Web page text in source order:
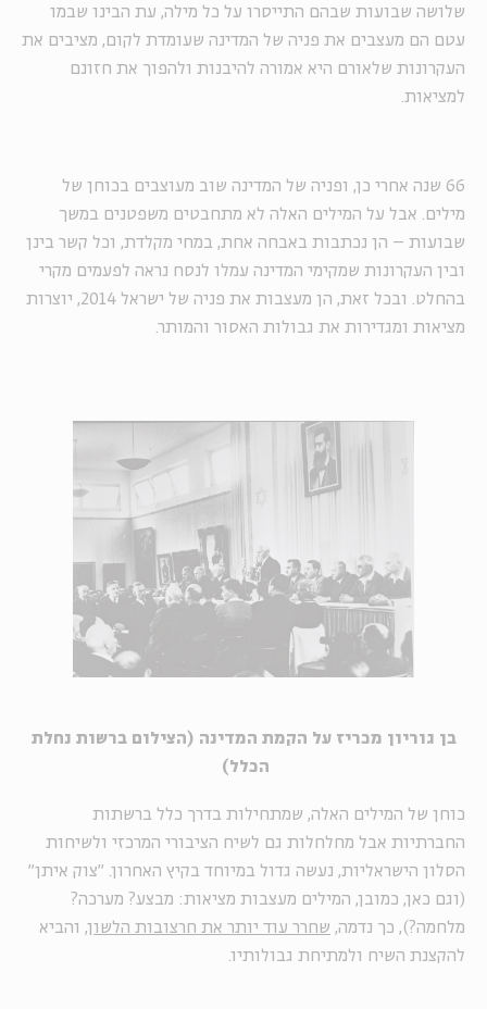
שלושה שבועות שבהם התייסרו על כל מילה, עת הבינו שבמו
עטם הם מעצבים את פניה של המדינה שעומדת לקום, מציבים את
העקרונות שלאורם היא אמורה להיבנות ולהפוך את חזונם
למציאות.
66 שנה אחרי כן, ופניה של המדינה שוב מעוצבים בכוחן של
מילים. אבל על המילים האלה לא מתחבטים משפטנים במשך
שבועות – הן נכתבות באבחה אחת, במחי מקלדת, וכל קשר בינן
ובין העקרונות שמקימי המדינה עמלו לנסח נראה לפעמים מקרי
בהחלט. ובכל זאת, הן מעצבות את פניה של ישראל 2014, יוצרות
מציאות ומגדירות את גבולות האסור והמותר.
בן גוריון מכריז על הקמת המדינה (הצילום ברשות נחלת
הכלל)
כוחן של המילים האלה, שמתחילות בדרך כלל ברשתות
החברתיות אבל מחלחלות גם לשיח הציבורי המרכזי ולשיחות
הסלון הישראליות, נעשה גדול במיוחד בקיץ האחרון. "צוק איתן"
(וגם כאן, כמובן, המילים מעצבות מציאות: מבצע? מערכה?
מלחמה?), כך נדמה, שחרר עוד יותר את חרצובות הלשון, והביא
להקצנת השיח ולמתיחת גבולותיו.